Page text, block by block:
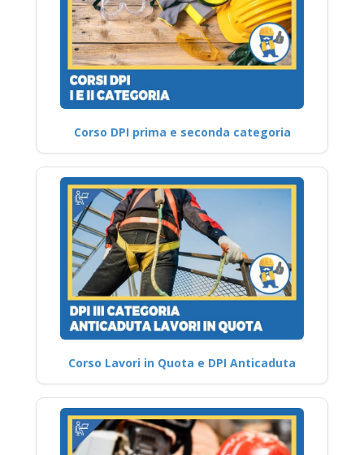
Corso DPI prima e seconda categoria
Corso Lavori in Quota e DPI Anticaduta